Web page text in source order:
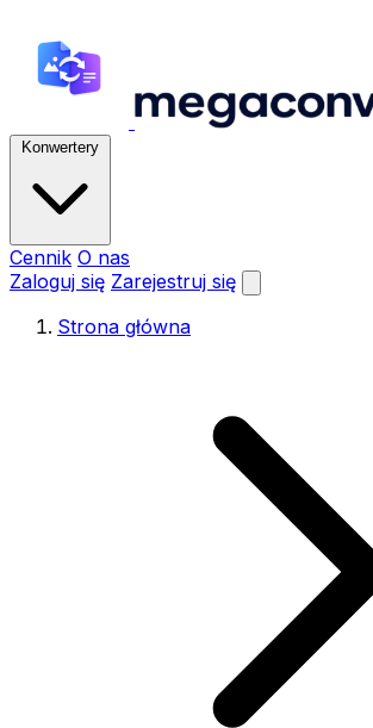
Konwertery
Cennik O nas
Zaloguj się Zarejestruj się
Strona główna